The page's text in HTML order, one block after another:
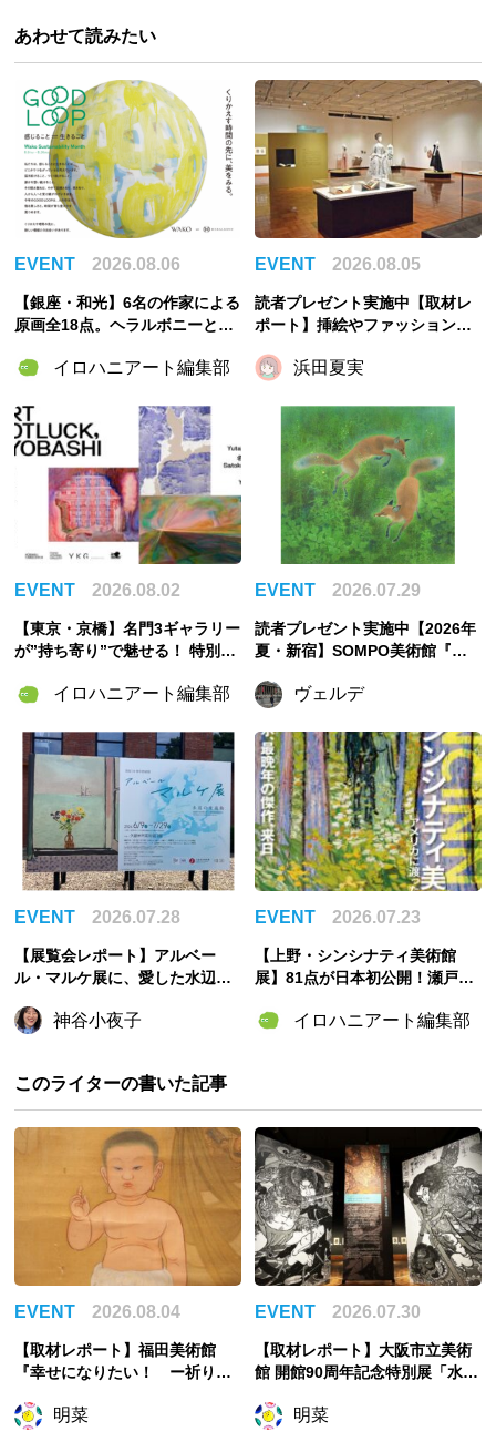
あわせて読みたい
EVENT 2026.08.06
【銀座・和光】6名の作家による
原画全18点。ヘラルボニーとの
6」8月6日開催
イロハニアート編集部
EVENT 2026.08.05
読者プレゼント実施中【取材レ
ポート】挿絵やファッションか
国のモードをさがして／Fairy T
浜田夏実
EVENT 2026.08.02
【東京・京橋】名門3ギャラリー
が”持ち寄り”で魅せる！ 特別企
SHI」Gallery & Bakery Tokyo
イロハニアート編集部
EVENT 2026.07.29
読者プレゼント実施中【2026年
夏・新宿】SOMPO美術館『山
が生涯描き続けた「生命の美」
ヴェルデ
EVENT 2026.07.28
【展覧会レポート】アルベー
ル・マルケ展に、愛した水辺の
京SOMPO美術館へも巡回！】
神谷小夜子
EVENT 2026.07.23
【上野・シンシナティ美術館
展】81点が日本初公開！瀬戸康
定グッズ、お得なチケット情報
イロハニアート編集部
このライターの書いた記事
EVENT 2026.08.04
【取材レポート】福田美術館
『幸せになりたい！ ー祈りの
私が祈ったこと
明菜
EVENT 2026.07.30
【取材レポート】大阪市立美術
館 開館90周年記念特別展「水滸
き込む世界観
明菜